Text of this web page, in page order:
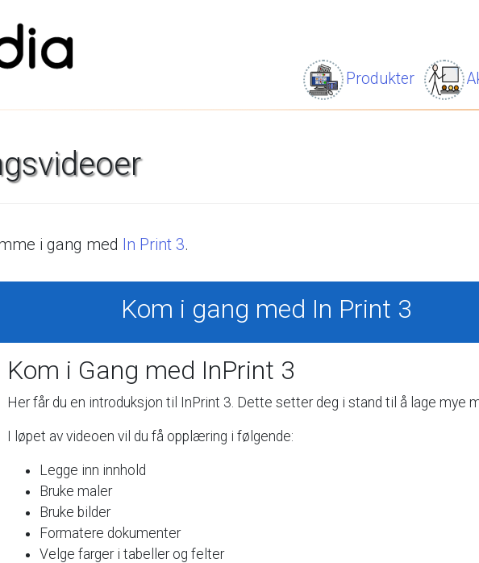
Produkter
i gang med In Print 3.
Kom i gang med In Print 3
Kom i Gang med InPrint 3
Her får du en introduksjon til InPrint 3. Dette setter deg i stand til å lage mye
løpet av videoen vil du få opplæring i følgende:
Legge inn innhold
Bruke maler
Bruke bilder
Formatere dokumenter
Velge farger i tabeller og felter